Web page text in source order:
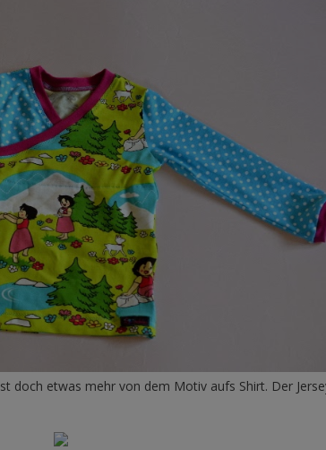
doch etwas mehr von dem Motiv aufs Shirt. Der